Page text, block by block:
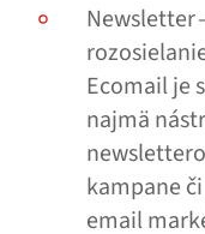
Newsletter
Ecomail je
najmä
kampane
email